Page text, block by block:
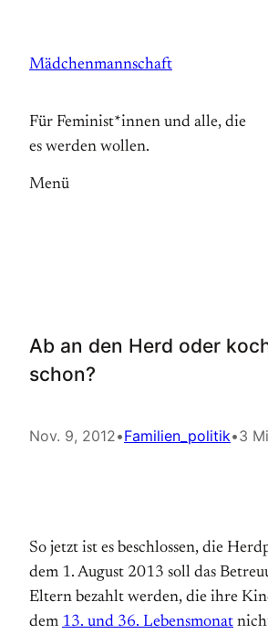
springen
Mädchenmannschaft
Für Feminist*innen und alle, die
es werden wollen.
Menü
Ab an den Herd oder
schon?
Nov. 9, 2012•Familien_politik•3
So jetzt ist es beschlossen, die
dem 1. August 2013 soll das
Eltern bezahlt werden, die ihre
dem 13. und 36. Lebensmonat